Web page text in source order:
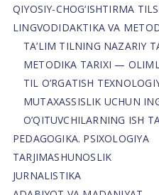
QIYOSIY-CHOG‘ISHTIRMA
LINGVODIDAKTIKA VA
TA’LIM TILNING NAZARIY
METODIKA TARIXI —
TIL O’RGATISH
MUTAXASSISLIK UCHUN
O’QITUVCHILARNING ISH
PEDAGOGIKA. PSIXOLOGIYA
TARJIMASHUNOSLIK
JURNALISTIKA